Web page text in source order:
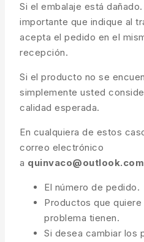
Si el embalaje está
importante que indique al
acepta el pedido en el
recepción.
Si el producto no se
simplemente usted
calidad esperada.
En cualquiera de estos
correo electrónico
a quinvaco@outlook.com
El número de pedido.
Productos que
problema tienen.
Si desea cambiar los